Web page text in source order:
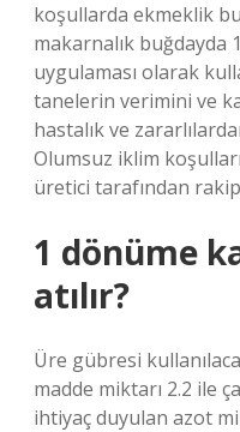
koşullarda ekmeklik
makarnalık
uygulaması olarak
tanelerin verimini ve
hastalık ve
Olumsuz iklim
üretici tarafından
1 dönüme
atılır?
Üre gübresi
madde miktarı 2.2 ile
ihtiyaç duyulan azot